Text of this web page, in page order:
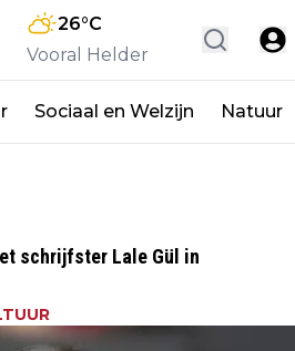
26°C
Vooral Helder
Sociaal en Welzijn Natuur
schrijfster Lale Gül in